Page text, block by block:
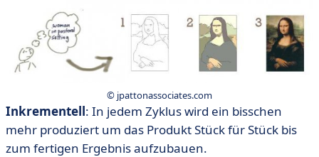
© jpattonassociates.com
Inkrementell: In jedem Zyklus wird ein bisschen
mehr produziert um das Produkt Stück für Stück bis
zum fertigen Ergebnis aufzubauen.